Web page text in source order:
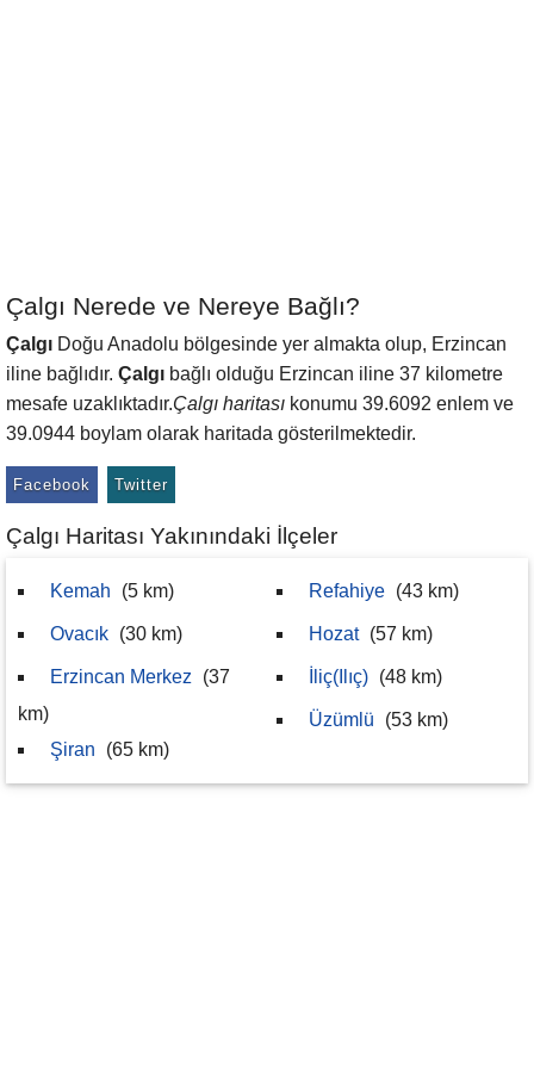
Çalgı Nerede ve Nereye Bağlı?
Çalgı Doğu Anadolu bölgesinde yer almakta olup, Erzincan
iline bağlıdır. Çalgı bağlı olduğu Erzincan iline 37 kilometre
mesafe uzaklıktadır.Çalgı haritası konumu 39.6092 enlem ve
39.0944 boylam olarak haritada gösterilmektedir.
Facebook Twitter
Çalgı Haritası Yakınındaki İlçeler
Kemah (5 km)
Ovacık (30 km)
Erzincan Merkez
(37
km)
Şiran
(65 km)
Refahiye (43 km)
Hozat (57 km)
İliç(Ilıç) (48 km)
Üzümlü (53 km)